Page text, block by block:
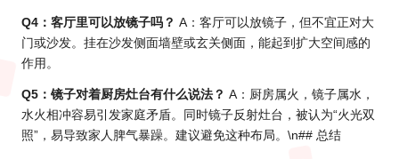
Q4：客厅里可以放镜子吗？ A：客厅可以放镜子，但不宜正对大
门或沙发。挂在沙发侧面墙壁或玄关侧面，能起到扩大空间感的
作用。
Q5：镜子对着厨房灶台有什么说法？ A：厨房属火，镜子属水，
水火相冲容易引发家庭矛盾。同时镜子反射灶台，被认为“火光双
照”，易导致家人脾气暴躁。建议避免这种布局。\n## 总结